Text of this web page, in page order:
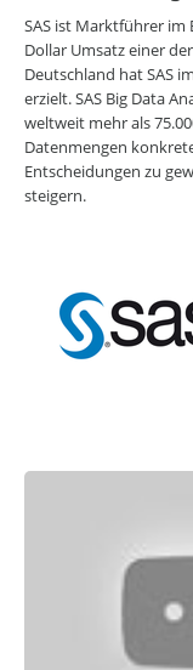
Personal Coaching
Wunscharbeitgeber-
E-Bibliothek
E-Videothek
Veranstaltungen
CAREERS LOUNGE
CAREERS LOUNGE
Online-Wissensforum
Werbemöglichkeiten
SAS ist Marktführer im
Dollar Umsatz einer
Deutschland hat SAS
erzielt. SAS Big Data
weltweit mehr als
Datenmengen
Entscheidungen zu
steigern.